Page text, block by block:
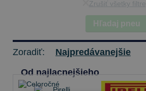
Zrušiť všetky filtre
Hľadaj pneu
Zoradiť:
Najpredávanejšie
Od najlacnejšieho